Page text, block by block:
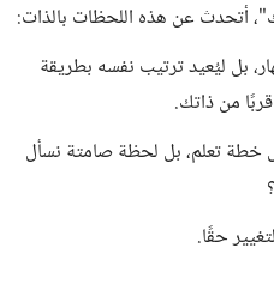
أتحدث عن هذه اللحظات بالذات:
بل ليُعيد ترتيب نفسه بطريقة
من ذاتك.
خطة تعلم، بل لحظة صامتة نسأل
حقًا.